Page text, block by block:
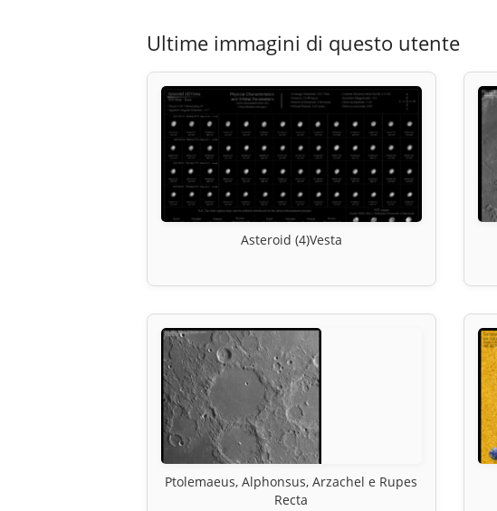
Ultime immagini di questo utente
Asteroid (4)Vesta
Ptolemaeus, Alphonsus, Arzachel e Rupes
Recta